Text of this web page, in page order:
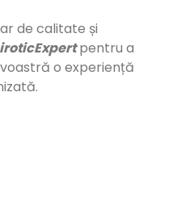
de calitate și
pentru a
o experiență